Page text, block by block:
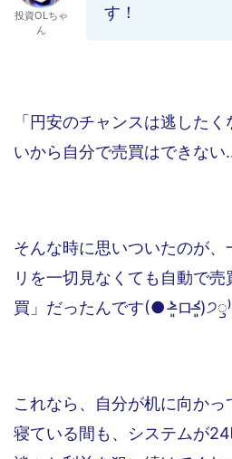
投資OLちゃ
ん
す！
「円安のチャンスは逃した
いから自分で売買はできない
そんな時に思いついたのが
リを一切見なくても自動で
買」だったんです(● ˃̶͈̀ロ
これなら、自分が机に向かっ
寝ている間も、システムが